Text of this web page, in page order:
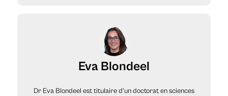
Eva Blondeel
Dr Eva Blondeel est titulaire d’un doctorat en sciences